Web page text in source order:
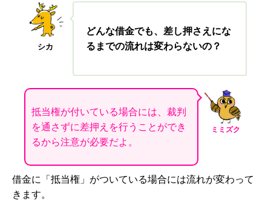
シカ
どんな借金でも、差し押さえにな
るまでの流れは変わらないの？
ミミズク
抵当権が付いている場合には、裁判
を通さずに差押えを行うことができ
るから注意が必要だよ。
借金に「抵当権」がついている場合には流れが変わって
きます。